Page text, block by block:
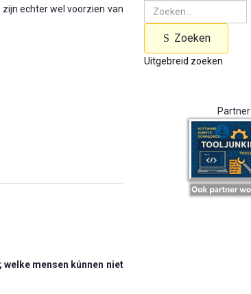
echter wel voorzien van
welke mensen kúnnen niet
Zoeken
Uitgebreid zoeken
Partner